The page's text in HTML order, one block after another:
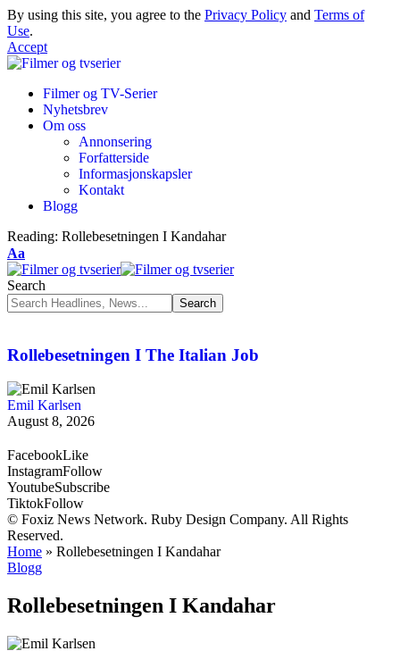
By using this site, you agree to the Privacy Policy and Terms of
Use.
Accept
Filmer og TV-Serier
Nyhetsbrev
Om oss
Annonsering
Forfatterside
Informasjonskapsler
Kontakt
Blogg
Reading: Rollebesetningen I Kandahar
Aa
Search
Rollebesetningen I The Italian Job
Emil Karlsen
August 8, 2026
FacebookLike
InstagramFollow
YoutubeSubscribe
TiktokFollow
© Foxiz News Network. Ruby Design Company. All Rights
Reserved.
Home » Rollebesetningen I Kandahar
Blogg
Rollebesetningen I Kandahar